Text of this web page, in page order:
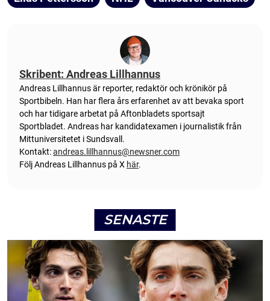
Skribent: Andreas Lillhannus
Andreas Lillhannus är reporter, redaktör och krönikör på
Sportbibeln. Han har flera års erfarenhet av att bevaka sport
och har tidigare arbetat på Aftonbladets sportsajt
Sportbladet. Andreas har kandidatexamen i journalistik från
Mittuniversitetet i Sundsvall.
Kontakt:andreas.lillhannus@newsner.com
Följ Andreas Lillhannus på X här.
SENASTE